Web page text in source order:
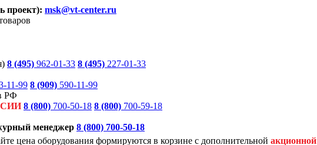
проект): msk@vt-center.ru
8 (495) 962-01-33 8 (495) 227-01-33
11-99 8 (909) 590-11-99
РФ
8 (800) 700-50-18 8 (800) 700-59-18
менеджер 8 (800) 700-50-18
цена оборудования формируются в корзине с дополнительной акционной